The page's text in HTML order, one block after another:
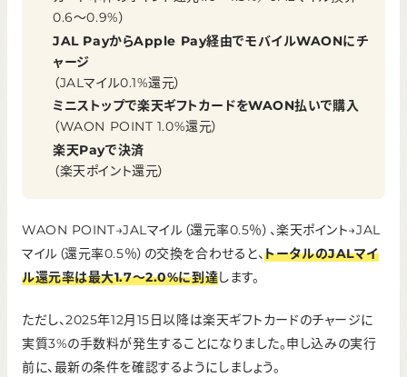
0.6〜0.9%）
JAL PayからApple Pay経由でモバイルWAONにチ
ャージ
（JALマイル0.1%還元）
ミニストップで楽天ギフトカードをWAON払いで購入
（WAON POINT 1.0%還元）
楽天Payで決済
（楽天ポイント還元）
WAON POINT→JALマイル（還元率0.5％）、楽天ポイント→JAL
マイル（還元率0.5％）の交換を合わせると、トータルのJALマイ
ル還元率は最大1.7〜2.0%に到達します。
ただし、2025年12月15日以降は楽天ギフトカードのチャージに
実質3%の手数料が発生することになりました。申し込みの実行
前に、最新の条件を確認するようにしましょう。